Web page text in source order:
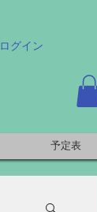
ログイン
予定表